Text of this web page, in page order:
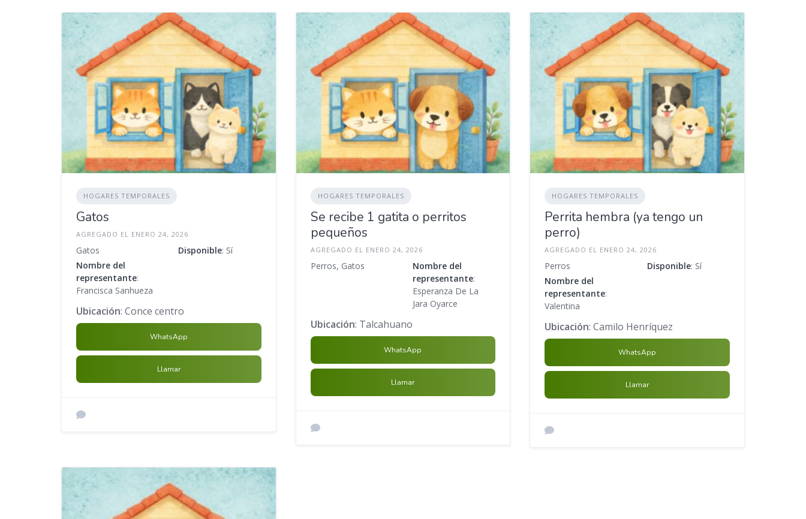
HOGARES TEMPORALES
Gatos
AGREGADO EL ENERO 24, 2026
Gatos Disponible: Sí
Nombre del
representante:
Francisca Sanhueza
Ubicación: Conce centro
WhatsApp
Llamar
HOGARES TEMPORALES
Se recibe 1 gatita o perritos
pequeños
AGREGADO EL ENERO 24, 2026
Perros, Gatos
Nombre del
representante:
Esperanza De La
Jara Oyarce
Ubicación: Talcahuano
WhatsApp
Llamar
HOGARES TEMPORALES
Perrita hembra (ya tengo un
perro)
AGREGADO EL ENERO 24, 2026
Perros Disponible: Sí
Nombre del
representante:
Valentina
Ubicación: Camilo Henríquez
WhatsApp
Llamar